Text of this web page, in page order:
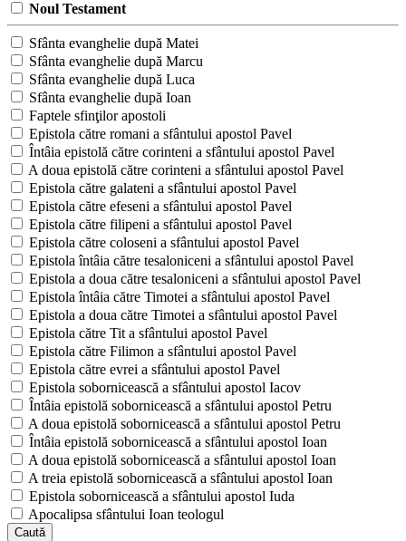
Noul Testament
Sfânta evanghelie după Matei
Sfânta evanghelie după Marcu
Sfânta evanghelie după Luca
Sfânta evanghelie după Ioan
Faptele sfinţilor apostoli
Epistola către romani a sfântului apostol Pavel
Întâia epistolă către corinteni a sfântului apostol Pavel
A doua epistolă către corinteni a sfântului apostol Pavel
Epistola către galateni a sfântului apostol Pavel
Epistola către efeseni a sfântului apostol Pavel
Epistola către filipeni a sfântului apostol Pavel
Epistola către coloseni a sfântului apostol Pavel
Epistola întâia către tesaloniceni a sfântului apostol Pavel
Epistola a doua către tesaloniceni a sfântului apostol Pavel
Epistola întâia către Timotei a sfântului apostol Pavel
Epistola a doua către Timotei a sfântului apostol Pavel
Epistola către Tit a sfântului apostol Pavel
Epistola către Filimon a sfântului apostol Pavel
Epistola către evrei a sfântului apostol Pavel
Epistola sobornicească a sfântului apostol Iacov
Întâia epistolă sobornicească a sfântului apostol Petru
A doua epistolă sobornicească a sfântului apostol Petru
Întâia epistolă sobornicească a sfântului apostol Ioan
A doua epistolă sobornicească a sfântului apostol Ioan
A treia epistolă sobornicească a sfântului apostol Ioan
Epistola sobornicească a sfântului apostol Iuda
Apocalipsa sfântului Ioan teologul
Caută